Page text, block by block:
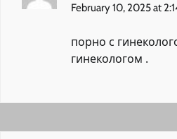
February 10, 2025 at
порно с
гинекологом .